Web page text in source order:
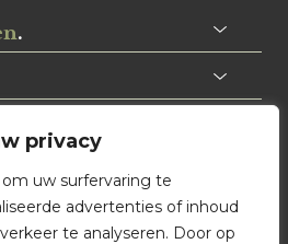
privacy
uw surfervaring te
advertenties of inhoud
te analyseren. Door op
.